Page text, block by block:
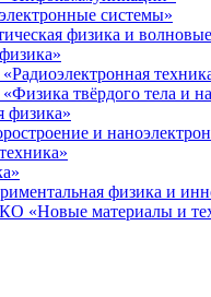
системы»
физика и
«Радиоэлектронная
«Физика твёрдого тела и
физика»
и
физика и
«Новые материалы и